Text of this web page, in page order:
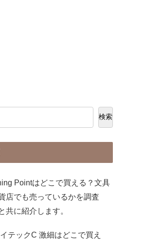
検索
Pointはどこで買える？文具
店でも売っているかを調査
共に紹介します。
テックC 激細はどこで買え